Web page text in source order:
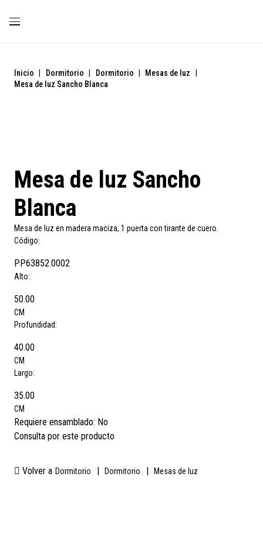
Inicio Dormitorio Dormitorio Mesas de luz
Mesa de luz Sancho Blanca
Mesa de luz Sancho
Blanca
Mesa de luz en madera maciza, 1 puerta con tirante de cuero.
Código:
PP63852.0002
Alto:
50.00
CM
Profundidad:
40.00
CM
Largo:
35.00
CM
Requiere ensamblado: No
Consulta por este producto
Volver a Dormitorio Dormitorio Mesas de luz